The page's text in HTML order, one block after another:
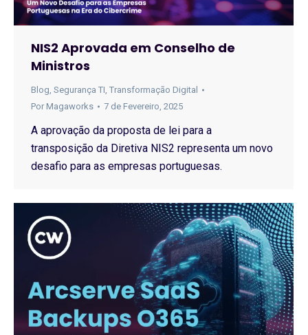
NIS2 Aprovada em Conselho de
Ministros
Blog Segurança TI Transformação Digital
Por Magaworks 7 de Fevereiro, 2025
A aprovação da proposta de lei para a
transposição da Diretiva NIS2 representa um novo
desafio para as empresas portuguesas.